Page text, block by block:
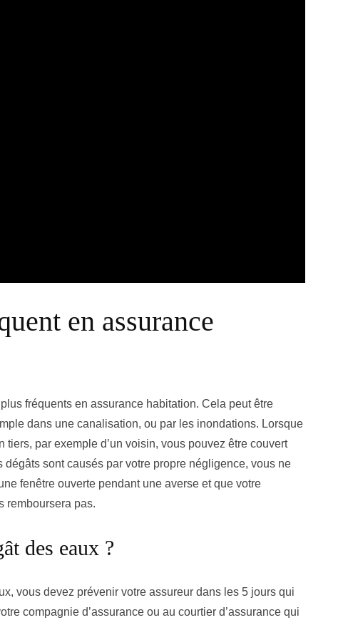
en assurance
fréquents en assurance habitation. Cela peut être
dans une canalisation, ou par les inondations. Lorsque
tiers, par exemple d’un voisin, vous pouvez être couvert
sont causés par votre propre négligence, vous ne
fenêtre ouverte pendant une averse et que votre
remboursera pas.
des eaux ?
vous devez prévenir votre assureur dans les 5 jours qui
compagnie d’assurance ou au courtier d’assurance qui